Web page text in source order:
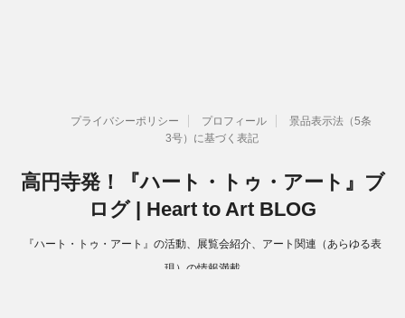
プライバシーポリシー プロフィール
景品表示法（5条
3号）に基づく表記
高円寺発！『ハート・トゥ・アート』ブ
ログ | Heart to Art BLOG
『ハート・トゥ・アート』の活動、展覧会紹介、アート関連（あらゆる表
現）の情報満載